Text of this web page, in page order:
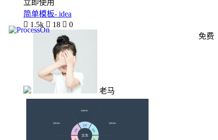
立即使用
简单模板- idea
 1.5k  18  0
老马
免费